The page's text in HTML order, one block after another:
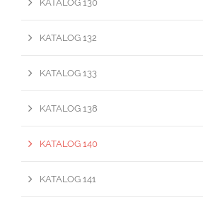
KATALOG 130
KATALOG 132
KATALOG 133
KATALOG 138
KATALOG 140
KATALOG 141